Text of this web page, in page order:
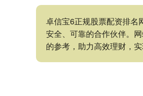
卓信宝6正规股票配资排名
安全、可靠的合作伙伴。
的参考，助力高效理财，实